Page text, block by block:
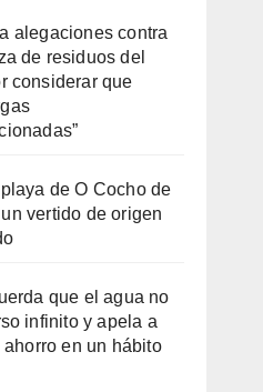
alegaciones contra
de residuos del
considerar que
de O Cocho de
vertido de origen
que el agua no
infinito y apela a
en un hábito